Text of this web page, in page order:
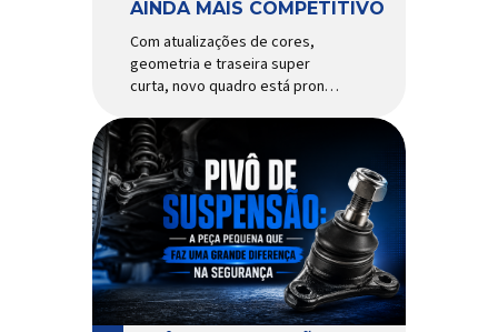
AINDA MAIS COMPETITIVO
Com atualizações de cores,
geometria e traseira super
curta, novo quadro está pronto
modelos muito mais caros e
avançados Apresentado há
alguns anos, o quadro Wild
Boost se transformou em um
dos modelos aro 29” de maior
sucesso da Absolute. Indicado
para mountain bike cross-
country, trail leve e até uso […]